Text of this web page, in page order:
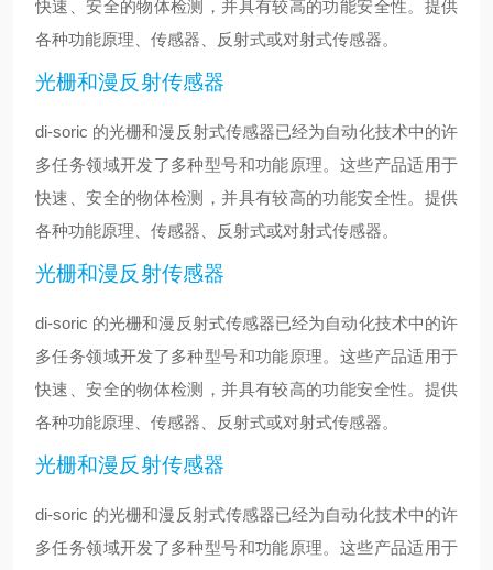
快速、安全的物体检测，并具有较高的功能安全性。提供
各种功能原理、传感器、反射式或对射式传感器。
光栅和漫反射传感器
di-soric 的光栅和漫反射式传感器已经为自动化技术中的许
多任务领域开发了多种型号和功能原理。这些产品适用于
快速、安全的物体检测，并具有较高的功能安全性。提供
各种功能原理、传感器、反射式或对射式传感器。
光栅和漫反射传感器
di-soric 的光栅和漫反射式传感器已经为自动化技术中的许
多任务领域开发了多种型号和功能原理。这些产品适用于
快速、安全的物体检测，并具有较高的功能安全性。提供
各种功能原理、传感器、反射式或对射式传感器。
光栅和漫反射传感器
di-soric 的光栅和漫反射式传感器已经为自动化技术中的许
多任务领域开发了多种型号和功能原理。这些产品适用于